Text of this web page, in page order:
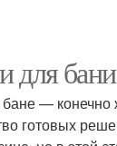
для
— конечно
готовых